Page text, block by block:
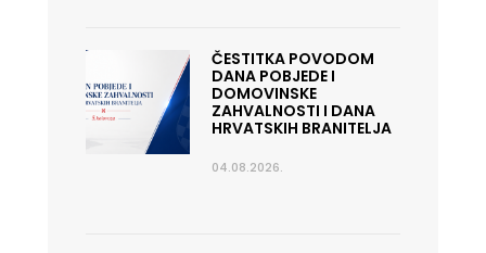
ČESTITKA POVODOM
DANA POBJEDE I
DOMOVINSKE
ZAHVALNOSTI I DANA
HRVATSKIH BRANITELJA
04.08.2026.